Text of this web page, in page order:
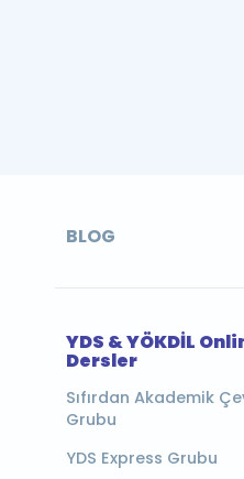
BLOG
YDS & YÖKDİL
Dersler
Sıfırdan Akademik
Grubu
YDS Express Grubu